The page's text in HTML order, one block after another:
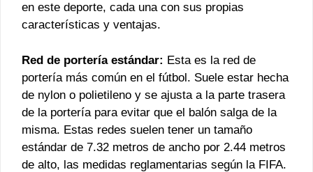
en este deporte, cada una con sus propias
características y ventajas.
Red de portería estándar: Esta es la red de
portería más común en el fútbol. Suele estar hecha
de nylon o polietileno y se ajusta a la parte trasera
de la portería para evitar que el balón salga de la
misma. Estas redes suelen tener un tamaño
estándar de 7.32 metros de ancho por 2.44 metros
de alto, las medidas reglamentarias según la FIFA.